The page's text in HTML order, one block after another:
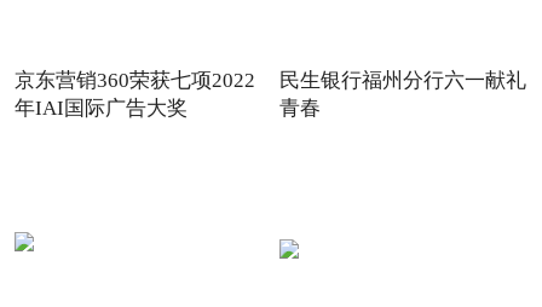
京东营销360荣获七项2022
年IAI国际广告大奖
民生银行福州分行六一献礼
青春